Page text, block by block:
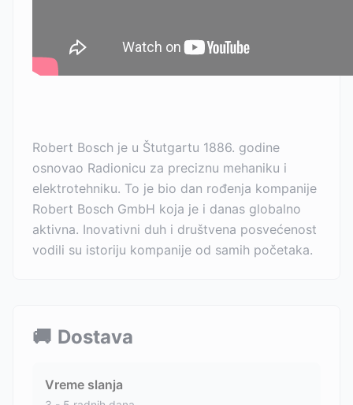
Robert Bosch je u Štutgartu 1886. godine
osnovao Radionicu za preciznu mehaniku i
elektrotehniku. To je bio dan rođenja kompanije
Robert Bosch GmbH koja je i danas globalno
aktivna. Inovativni duh i društvena posvećenost
vodili su istoriju kompanije od samih početaka.
🚚 Dostava
Vreme slanja